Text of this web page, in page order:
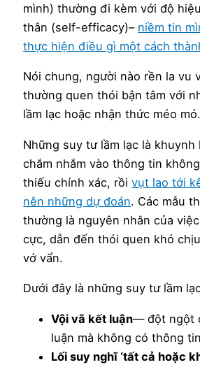
mình) thường đi kèm với độ
thân (self-efficacy)– niềm tin
thực hiện điều gì một cách
Nói chung, người nào rền la vu
thường quen thói bận tâm với
lầm lạc hoặc nhận thức méo mó.
Những suy tư lầm lạc là khuynh
chắm nhắm vào thông tin
thiếu chính xác, rồivụt lao tới
nên những dự đoán. Các mẫu
thường là nguyên nhân của
cực, dẫn đến thói quen khó
vớ vẩn.
Dưới đây là những suy tư lầm
Vội vã kết luận— đột ngột
luận mà không có thông
Lối suy nghĩ ‘tất cả hoặc